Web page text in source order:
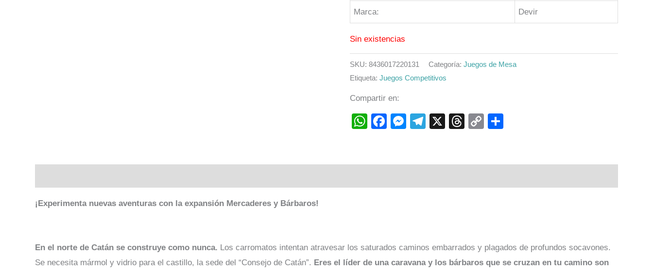
Marca: Devir
Sin existencias
SKU: 8436017220131 Categoría: Juegos de Mesa
Etiqueta: Juegos Competitivos
Compartir en:
WhatsApp
Facebook
Messenger
Telegram
X Threads
Copy
¡Experimenta nuevas aventuras con la expansión Mercaderes y Bárbaros!
En el norte de Catán se construye como nunca. Los carromatos intentan atravesar los saturados caminos embarrados y plagados de profundos socavones.
Se necesita mármol y vidrio para el castillo, la sede del “Consejo de Catán”. Eres el líder de una caravana y los bárbaros que se cruzan en tu camino son